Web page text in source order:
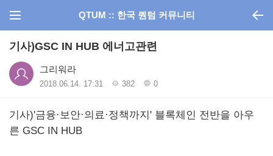
QTUM :: 한국 퀀텀 커뮤니티
기사)GSC IN HUB 에너고관련
그리워라
2018.06.14. 17:31 382 0
기사)'금융·보안·의료·정책까지' 블록체인 전반을 아우
른 GSC IN HUB